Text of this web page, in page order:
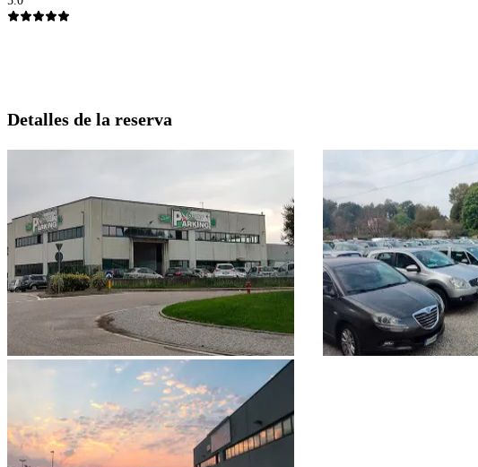
Detalles de la reserva